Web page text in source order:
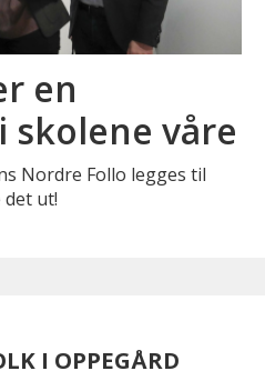
en
våre
Nordre Follo legges til
ut!
I OPPEGÅRD